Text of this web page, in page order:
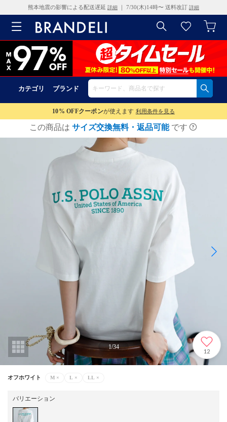
熊本地震の影響による配送遅延 詳細 ｜ 7/30(木)14時〜 送料改訂 詳細
カテゴリ ブランド
10% OFFクーポンが使えます 利用条件を見る
この商品は サイズ交換無料・返品可能 です
1/34
12
オフホワイト M × L × LL ×
バリエーション